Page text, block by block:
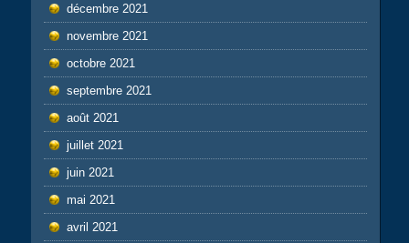
décembre 2021
novembre 2021
octobre 2021
septembre 2021
août 2021
juillet 2021
juin 2021
mai 2021
avril 2021